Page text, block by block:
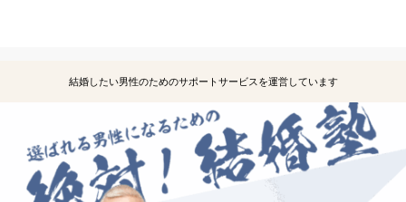
結婚したい男性のためのサポートサービスを運営しています